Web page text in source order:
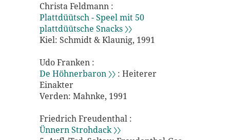
Christa Feldmann :
Plattdüütsch - Speel mit 50
plattdüütsche Snacks 〉〉
Kiel: Schmidt & Klaunig, 1991
Udo Franken :
De Höhnerbaron 〉〉 : Heiterer
Einakter
Verden: Mahnke, 1991
Friedrich Freudenthal :
Ünnern Strohdack 〉〉